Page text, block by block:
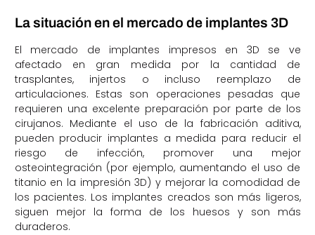
La situación en el mercado de implantes 3D
El mercado de implantes impresos en 3D se ve
afectado en gran medida por la cantidad de
trasplantes, injertos o incluso reemplazo de
articulaciones. Estas son operaciones pesadas que
requieren una excelente preparación por parte de los
cirujanos. Mediante el uso de la fabricación aditiva,
pueden producir implantes a medida para reducir el
riesgo de infección, promover una mejor
osteointegración (por ejemplo, aumentando el uso de
titanio en la impresión 3D) y mejorar la comodidad de
los pacientes. Los implantes creados son más ligeros,
siguen mejor la forma de los huesos y son más
duraderos.